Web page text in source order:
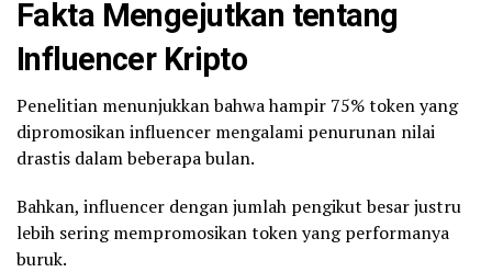
Fakta Mengejutkan tentang
Influencer Kripto
Penelitian menunjukkan bahwa hampir 75% token yang
dipromosikan influencer mengalami penurunan nilai
drastis dalam beberapa bulan.
Bahkan, influencer dengan jumlah pengikut besar justru
lebih sering mempromosikan token yang performanya
buruk.